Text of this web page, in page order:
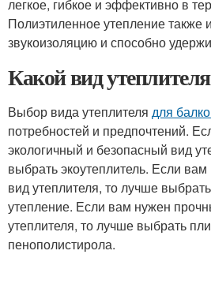
легкое, гибкое и эффективно в
Полиэтиленное утепление также
звукоизоляцию и способно
Какой вид
Выбор вида утеплителя для
потребностей и предпочтений.
экологичный и безопасный вид
выбрать экоутеплитель. Если вам
вид утеплителя, то лучше
утепление. Если вам нужен
утеплителя, то лучше выбрать
пенополистирола.